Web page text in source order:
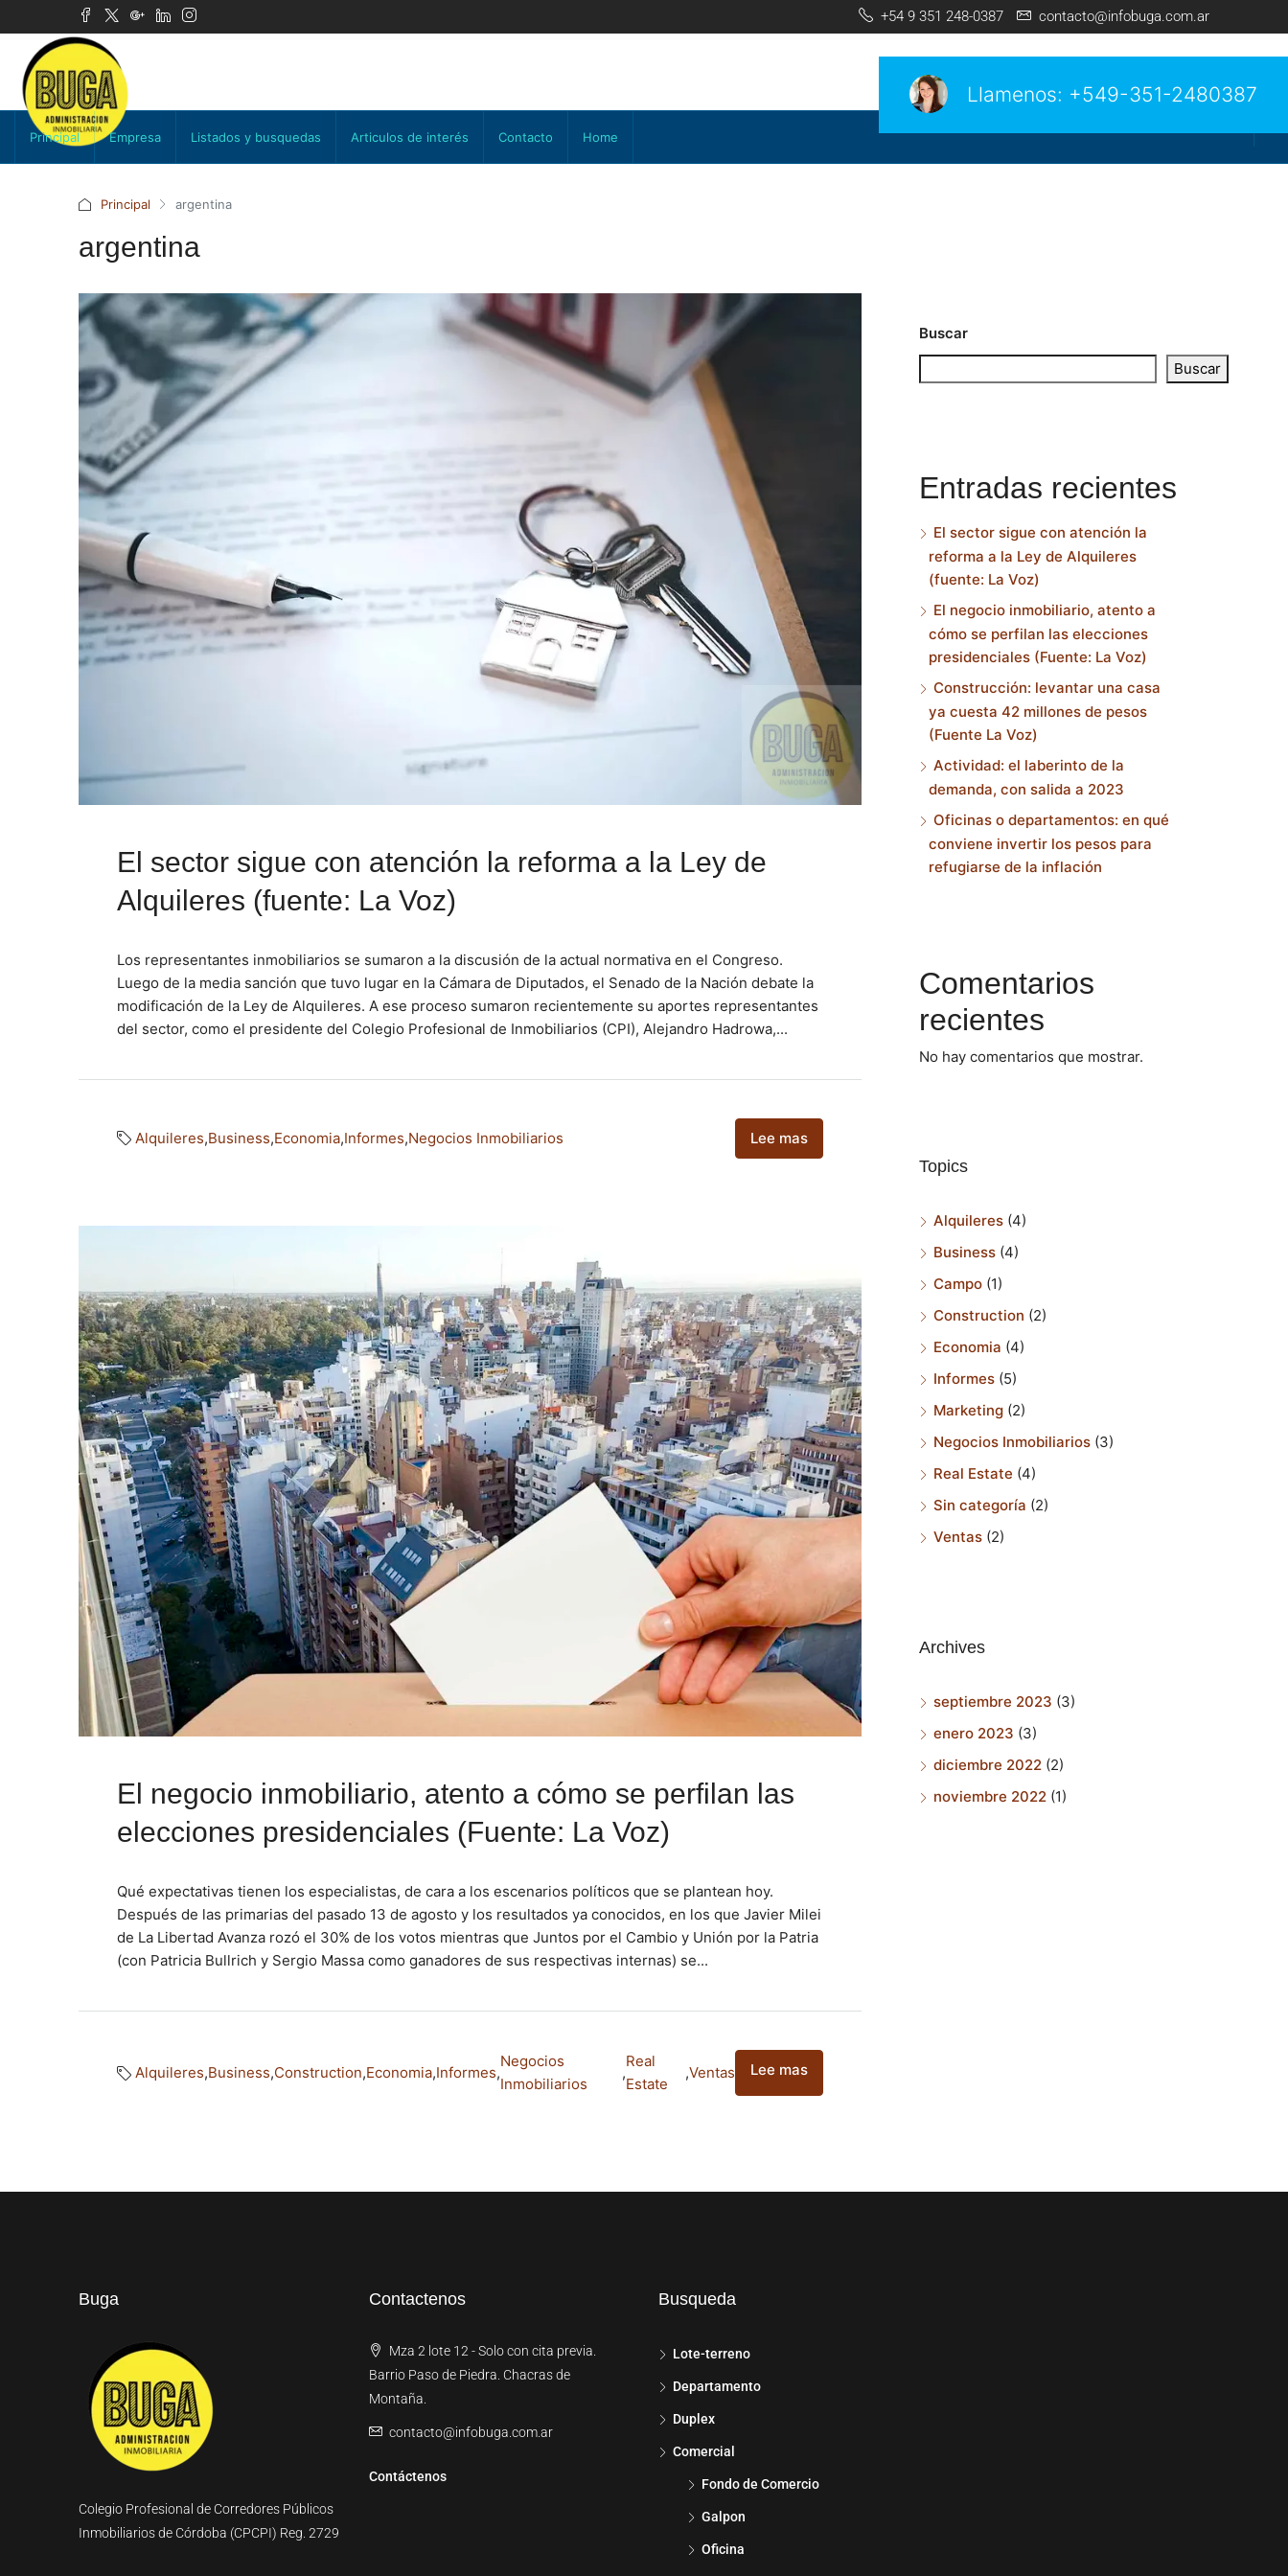
+54 9 351 248-0387 contacto@infobuga.com.ar
Llamenos: +549-351-2480387
Principal Empresa Listados y busquedas Articulos de interés Contacto Home
Principal argentina
argentina
El sector sigue con atención la reforma a la Ley de
Alquileres (fuente: La Voz)
Los representantes inmobiliarios se sumaron a la discusión de la actual normativa en el Congreso.
Luego de la media sanción que tuvo lugar en la Cámara de Diputados, el Senado de la Nación debate la
modificación de la Ley de Alquileres. A ese proceso sumaron recientemente su aportes representantes
del sector, como el presidente del Colegio Profesional de Inmobiliarios (CPI), Alejandro Hadrowa,...
Alquileres,Business,Economia,Informes,Negocios Inmobiliarios Lee mas
El negocio inmobiliario, atento a cómo se perfilan las
elecciones presidenciales (Fuente: La Voz)
Qué expectativas tienen los especialistas, de cara a los escenarios políticos que se plantean hoy.
Después de las primarias del pasado 13 de agosto y los resultados ya conocidos, en los que Javier Milei
de La Libertad Avanza rozó el 30% de los votos mientras que Juntos por el Cambio y Unión por la Patria
(con Patricia Bullrich y Sergio Massa como ganadores de sus respectivas internas) se...
Alquileres,Business,Construction,Economia,Informes,
Negocios
Inmobiliarios
,
Real
Estate
,Ventas Lee mas
Buscar
Buscar
Entradas recientes
El sector sigue con atención la
reforma a la Ley de Alquileres
(fuente: La Voz)
El negocio inmobiliario, atento a
cómo se perfilan las elecciones
presidenciales (Fuente: La Voz)
Construcción: levantar una casa
ya cuesta 42 millones de pesos
(Fuente La Voz)
Actividad: el laberinto de la
demanda, con salida a 2023
Oficinas o departamentos: en qué
conviene invertir los pesos para
refugiarse de la inflación
Comentarios
recientes
No hay comentarios que mostrar.
Topics
Alquileres (4)
Business (4)
Campo (1)
Construction (2)
Economia (4)
Informes (5)
Marketing (2)
Negocios Inmobiliarios (3)
Real Estate (4)
Sin categoría (2)
Ventas (2)
Archives
septiembre 2023 (3)
enero 2023 (3)
diciembre 2022 (2)
noviembre 2022 (1)
Buga
Colegio Profesional de Corredores Públicos
Inmobiliarios de Córdoba (CPCPI) Reg. 2729
Contactenos
Mza 2 lote 12 - Solo con cita previa.
Barrio Paso de Piedra. Chacras de
Montaña.
contacto@infobuga.com.ar
Contáctenos
Busqueda
Lote-terreno
Departamento
Duplex
Comercial
Fondo de Comercio
Galpon
Oficina